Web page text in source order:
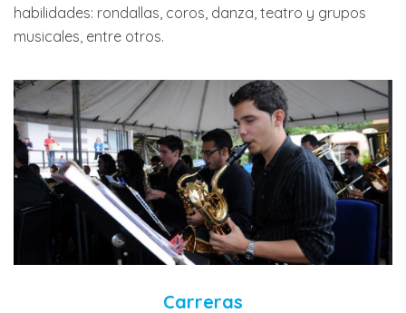
habilidades: rondallas, coros, danza, teatro y grupos
musicales, entre otros.
Carreras